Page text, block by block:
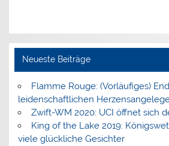
Neueste Beiträge
Flamme Rouge: (Vorläufiges)
leidenschaftlichen
Zwift-WM 2020: UCI öffnet sich
King of the Lake 2019:
viele glückliche Gesichter